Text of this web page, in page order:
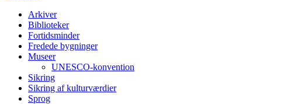
Arkiver
Biblioteker
Fortidsminder
Fredede bygninger
Museer
UNESCO-konvention
Sikring
Sikring af kulturværdier
Sprog